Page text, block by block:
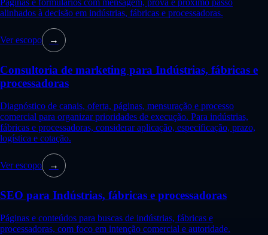
Páginas e formulários com mensagem, prova e próximo passo
alinhados à decisão em indústrias, fábricas e processadoras.
Ver escopo →
Consultoria de marketing para Indústrias, fábricas e
processadoras
Diagnóstico de canais, oferta, páginas, mensuração e processo
comercial para organizar prioridades de execução. Para indústrias,
fábricas e processadoras, considerar aplicação, especificação, prazo,
logística e cotação.
Ver escopo →
SEO para Indústrias, fábricas e processadoras
Páginas e conteúdos para buscas de indústrias, fábricas e
processadoras, com foco em intenção comercial e autoridade.